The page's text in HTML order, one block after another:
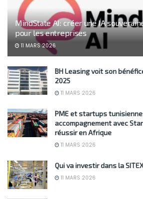
MindState AI: créer une IA
pour les entreprises
11 MARS 2026
BH Leasing voit son
2025
11 MARS 2026
PME et startups
accompagnement avec
réussir en Afrique
11 MARS 2026
Qui va investir dans la
11 MARS 2026